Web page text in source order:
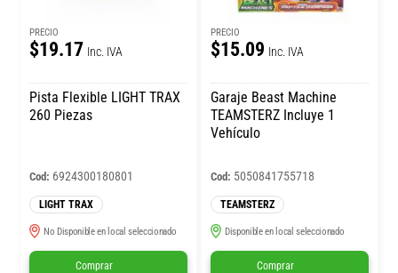
PRECIO
$19.17 Inc. IVA
Pista Flexible LIGHT TRAX
260 Piezas
Cod: 6924300180801
LIGHT TRAX
No Disponible en local seleccionado
Comprar
PRECIO
$15.09 Inc. IVA
Garaje Beast Machine
TEAMSTERZ Incluye 1
Vehículo
Cod: 5050841755718
TEAMSTERZ
Disponible en local seleccionado
Comprar